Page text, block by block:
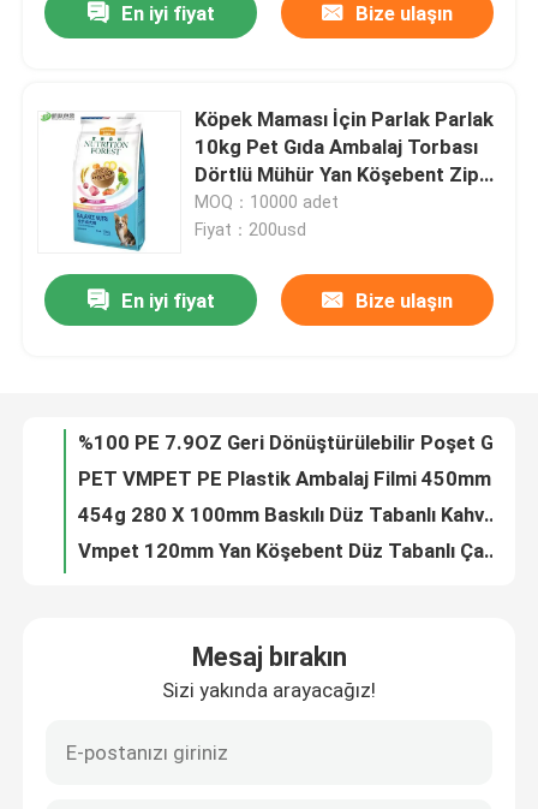
Ana sayfa
Ürünler
Bize ulaşın
Haberler
Tüm servis talepleri
En iyi fiyat Bize ulaşın
Köpek Maması İçin Parlak Parlak
10kg Pet Gıda Ambalaj Torbası
Dörtlü Mühür Yan Köşebent Zip
Kilidi
MOQ：10000 adet
Fiyat：200usd
En iyi fiyat Bize ulaşın
Candy PE80 için 40g Özel Şekilli Çantalar Fermuarlı Küçük Plastik Çanta
PET VMPET PE Plastik Ambalaj Filmi 450mm Gıda Sargısı Yüksek Bariyer
454g 280 X 100mm Baskılı Düz ​​Tabanlı Kahve Torbaları, Kahve Çekirdekleri İçin Vanalı BOPP
Vmpet 120mm Yan Köşebent Düz Tabanlı Çanta Kılıfı 130 Mikron Vegan Beslenme
1kg Alüminyum İmbik Poşet Ambalaj Stand Up Üç Taraflı Conta
Mesaj bırakın
Sizi yakında arayacağız!